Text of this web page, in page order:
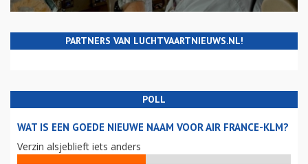
PARTNERS VAN LUCHTVAARTNIEUWS.NL!
POLL
WAT IS EEN GOEDE NIEUWE NAAM VOOR AIR FRANCE-KLM?
Verzin alsjeblieft iets anders